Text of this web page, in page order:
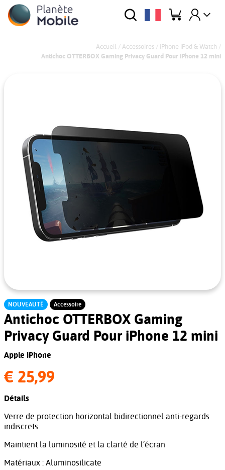
Accueil / Accessoires / iPhone iPod & Watch /
Antichoc OTTERBOX Gaming Privacy Guard Pour iPhone 12 mini
NOUVEAUTÉ Accessoire
Antichoc OTTERBOX Gaming
Privacy Guard Pour iPhone 12 mini
Apple iPhone
€ 25,99
Détails
Verre de protection horizontal bidirectionnel anti-regards
indiscrets
Maintient la luminosité et la clarté de l’écran
Matériaux : Aluminosilicate